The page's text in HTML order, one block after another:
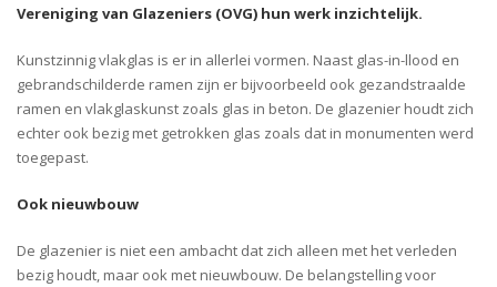
Vereniging van Glazeniers (OVG) hun werk inzichtelijk.
Kunstzinnig vlakglas is er in allerlei vormen. Naast glas-in-llood en
gebrandschilderde ramen zijn er bijvoorbeeld ook gezandstraalde
ramen en vlakglaskunst zoals glas in beton. De glazenier houdt zich
echter ook bezig met getrokken glas zoals dat in monumenten werd
toegepast.
Ook nieuwbouw
De glazenier is niet een ambacht dat zich alleen met het verleden
bezig houdt, maar ook met nieuwbouw. De belangstelling voor